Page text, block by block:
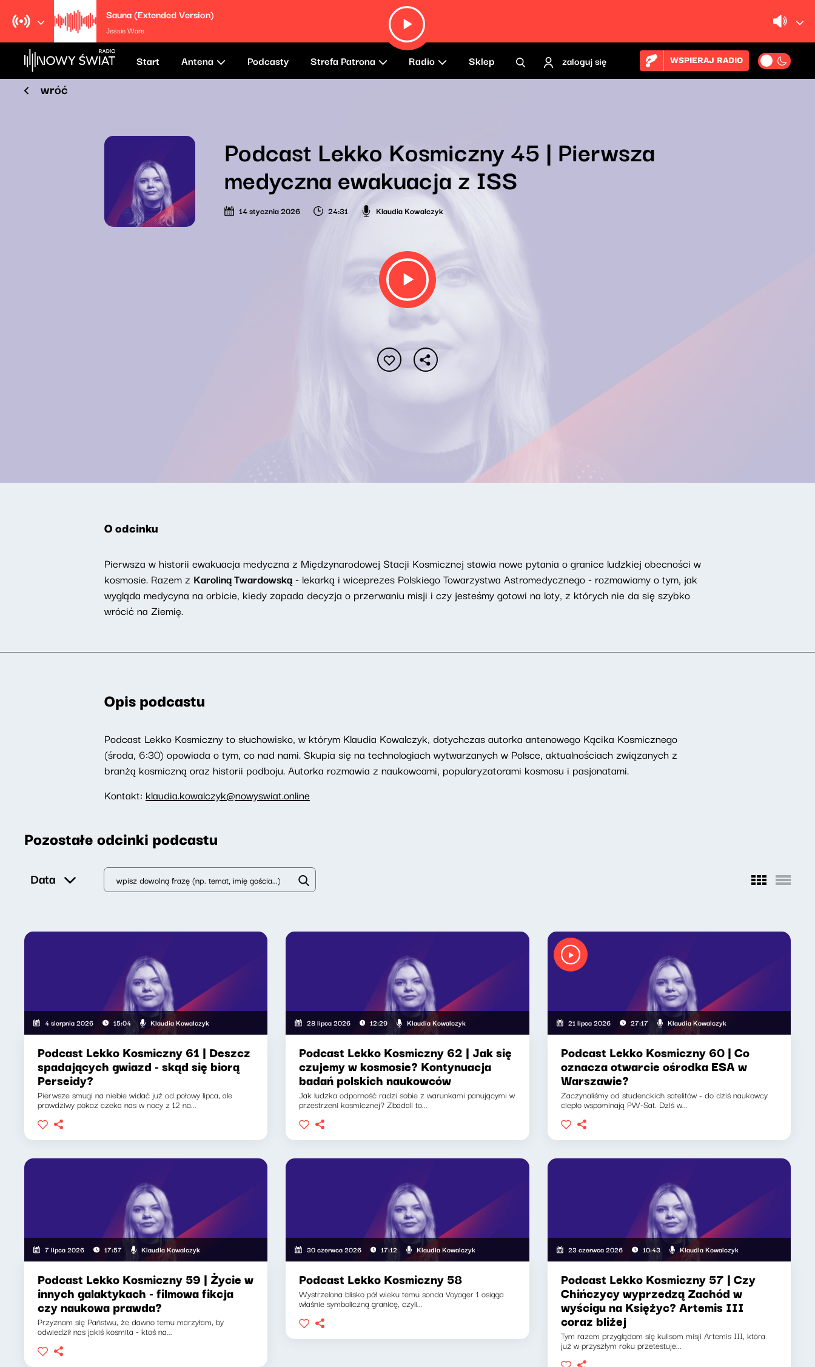
Sauna (Extended Version)
Jessie Ware
Start Antena Podcasty Strefa Patrona Radio Sklep zaloguj się WSPIERAJ RADIO
wróć
Podcast Lekko Kosmiczny 45 | Pierwsza
medyczna ewakuacja z ISS
14 stycznia 2026 24:31 Klaudia Kowalczyk
O odcinku
Pierwsza w historii ewakuacja medyczna z Międzynarodowej Stacji Kosmicznej stawia nowe pytania o granice ludzkiej obecności w
kosmosie. Razem z Karoliną Twardowską- lekarką i wiceprezes Polskiego Towarzystwa Astromedycznego - rozmawiamy o tym, jak
wygląda medycyna na orbicie, kiedy zapada decyzja o przerwaniu misji i czy jesteśmy gotowi na loty, z których nie da się szybko
wrócić na Ziemię.
Opis podcastu
Podcast Lekko Kosmiczny to słuchowisko, w którym Klaudia Kowalczyk, dotychczas autorka antenowego Kącika Kosmicznego
(środa, 6:30) opowiada o tym, co nad nami. Skupia się na technologiach wytwarzanych w Polsce, aktualnościach związanych z
branżą kosmiczną oraz historii podboju. Autorka rozmawia z naukowcami, popularyzatorami kosmosu i pasjonatami.
Kontakt: klaudia.kowalczyk@nowyswiat.online
Pozostałe odcinki podcastu
Data
4 sierpnia 2026 15:04 Klaudia Kowalczyk
Podcast Lekko Kosmiczny 61 | Deszcz
spadających gwiazd - skąd się biorą
Perseidy?
Pierwsze smugi na niebie widać już od połowy lipca, ale
prawdziwy pokaz czeka nas w nocy z 12 na...
28 lipca 2026 12:29 Klaudia Kowalczyk
Podcast Lekko Kosmiczny 62 | Jak się
czujemy w kosmosie? Kontynuacja
badań polskich naukowców
Jak ludzka odporność radzi sobie z warunkami panującymi w
przestrzeni kosmicznej? Zbadali to...
21 lipca 2026 27:17 Klaudia Kowalczyk
Podcast Lekko Kosmiczny 60 | Co
oznacza otwarcie ośrodka ESA w
Warszawie?
Zaczynaliśmy od studenckich satelitów - do dziś naukowcy
ciepło wspominają PW-Sat. Dziś w...
7 lipca 2026 17:57 Klaudia Kowalczyk
Podcast Lekko Kosmiczny 59 | Życie w
innych galaktykach - filmowa fikcja
czy naukowa prawda?
Przyznam się Państwu, że dawno temu marzyłam, by
odwiedził nas jakiś kosmita - ktoś na...
30 czerwca 2026 17:12 Klaudia Kowalczyk
Podcast Lekko Kosmiczny 58
Wystrzelona blisko pół wieku temu sonda Voyager 1 osiąga
właśnie symboliczną granicę, czyli...
23 czerwca 2026 10:43 Klaudia Kowalczyk
Podcast Lekko Kosmiczny 57 | Czy
Chińczycy wyprzedzą Zachód w
wyścigu na Księżyc? Artemis III
coraz bliżej
Tym razem przyglądam się kulisom misji Artemis III, która
już w przyszłym roku przetestuje...